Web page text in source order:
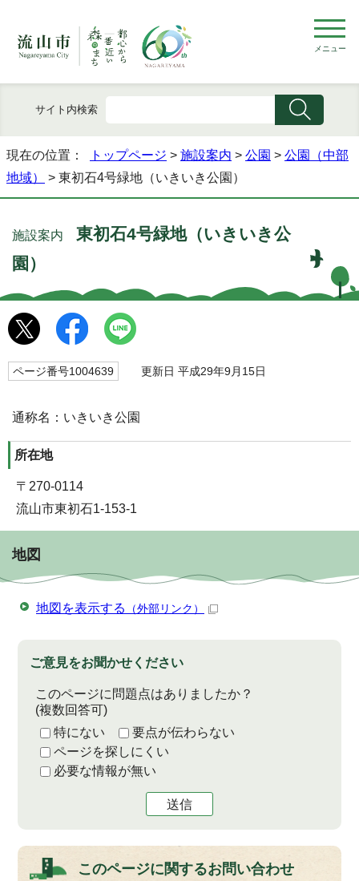
メニュー
サイト内検索
現在の位置： トップページ > 施設案内 > 公園 > 公園（中部
地域）
> 東初石4号緑地（いきいき公園）
施設案内 東初石4号緑地（いきいき公
園）
ページ番号1004639 更新日 平成29年9月15日
通称名：いきいき公園
所在地
〒270-0114
流山市東初石1-153-1
地図
地図を表示する （外部リンク）
ご意見をお聞かせください
このページに問題点はありましたか？
(複数回答可)
特にない
要点が伝わらない
ページを探しにくい
必要な情報が無い
送信
このページに関するお問い合わせ